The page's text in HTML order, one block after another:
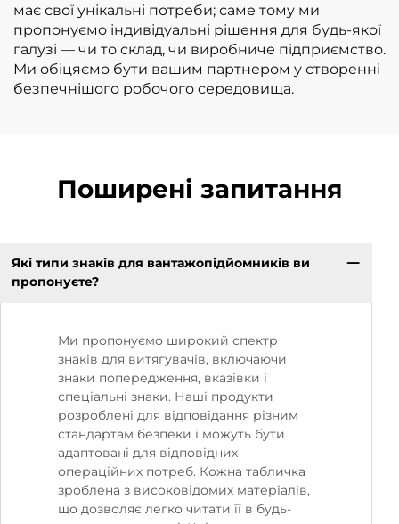
має свої унікальні потреби; саме тому ми
пропонуємо індивідуальні рішення для будь-якої
галузі — чи то склад, чи виробниче підприємство.
Ми обіцяємо бути вашим партнером у створенні
безпечнішого робочого середовища.
Поширені запитання
Які типи знаків для вантажопідйомників ви
пропонуєте?
Ми пропонуємо широкий спектр
знаків для витягувачів, включаючи
знаки попередження, вказівки і
спеціальні знаки. Наші продукти
розроблені для відповідання різним
стандартам безпеки і можуть бути
адаптовані для відповідних
операційних потреб. Кожна табличка
зроблена з високовідомих матеріалів,
що дозволяє легко читати її в будь-